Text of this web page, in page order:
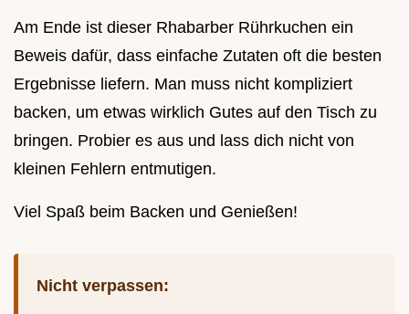
Am Ende ist dieser Rhabarber Rührkuchen ein
Beweis dafür, dass einfache Zutaten oft die besten
Ergebnisse liefern. Man muss nicht kompliziert
backen, um etwas wirklich Gutes auf den Tisch zu
bringen. Probier es aus und lass dich nicht von
kleinen Fehlern entmutigen.
Viel Spaß beim Backen und Genießen!
Nicht verpassen: